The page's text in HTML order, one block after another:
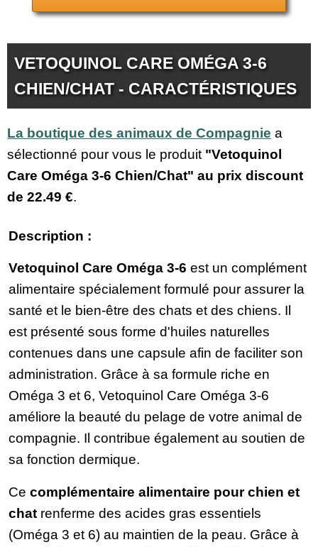
VETOQUINOL CARE OMÉGA 3-6
CHIEN/CHAT - CARACTÉRISTIQUES
La boutique des animaux de Compagnie a
sélectionné pour vous le produit "Vetoquinol
Care Oméga 3-6 Chien/Chat" au prix discount
de 22.49 €.
Description :
Vetoquinol Care Oméga 3-6 est un complément
alimentaire spécialement formulé pour assurer la
santé et le bien-être des chats et des chiens. Il
est présenté sous forme d'huiles naturelles
contenues dans une capsule afin de faciliter son
administration. Grâce à sa formule riche en
Oméga 3 et 6, Vetoquinol Care Oméga 3-6
améliore la beauté du pelage de votre animal de
compagnie. Il contribue également au soutien de
sa fonction dermique.
Ce complémentaire alimentaire pour chien et
chat renferme des acides gras essentiels
(Oméga 3 et 6) au maintien de la peau. Grâce à